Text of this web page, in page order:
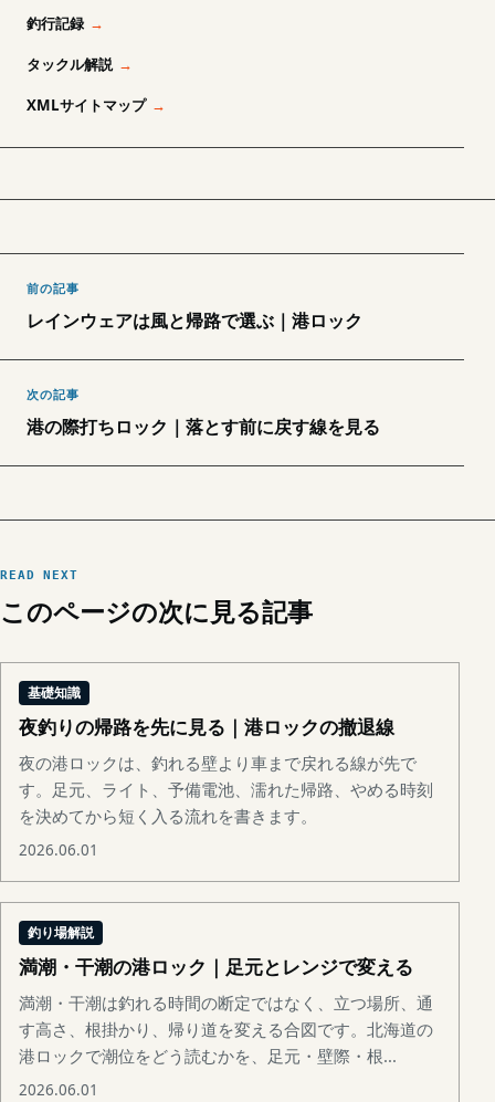
釣行記録
タックル解説
XMLサイトマップ
前の記事
レインウェアは風と帰路で選ぶ｜港ロック
次の記事
港の際打ちロック｜落とす前に戻す線を見る
READ NEXT
このページの次に見る記事
基礎知識
夜釣りの帰路を先に見る｜港ロックの撤退線
夜の港ロックは、釣れる壁より車まで戻れる線が先で
す。足元、ライト、予備電池、濡れた帰路、やめる時刻
を決めてから短く入る流れを書きます。
2026.06.01
釣り場解説
満潮・干潮の港ロック｜足元とレンジで変える
満潮・干潮は釣れる時間の断定ではなく、立つ場所、通
す高さ、根掛かり、帰り道を変える合図です。北海道の
港ロックで潮位をどう読むかを、足元・壁際・根...
2026.06.01